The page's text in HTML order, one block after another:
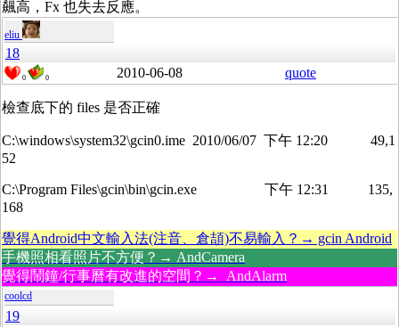
飆高，Fx 也失去反應。
eliu
18
0 0 2010-06-08 quote
檢查底下的 files 是否正確
C:\windows\system32\gcin0.ime 2010/06/07 下午 12:20 49,1
52
C:\Program Files\gcin\bin\gcin.exe 下午 12:31 135,
168
覺得Android中文輸入法(注音、倉頡)不易輸入？→ gcin Android
手機照相看照片不方便？→ AndCamera
覺得鬧鐘/行事曆有改進的空間？→ AndAlarm
coolcd
19